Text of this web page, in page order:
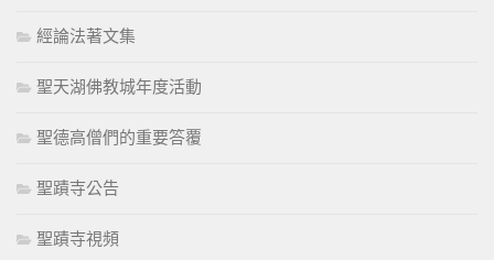
經論法著文集
聖天湖佛教城年度活動
聖德高僧們的重要答覆
聖蹟寺公告
聖蹟寺視頻